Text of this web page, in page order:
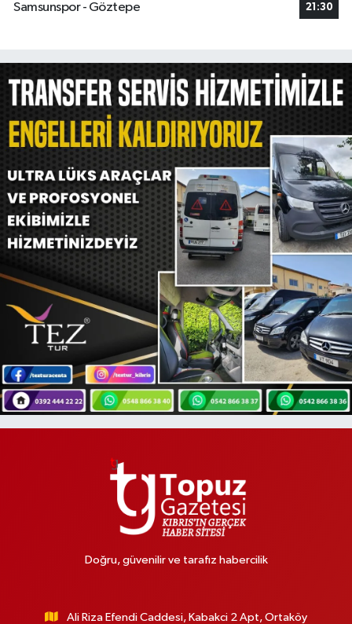
Samsunspor - Göztepe
21:30
Doğru, güvenilir ve tarafız habercilik
Ali Riza Efendi Caddesi, Kabakci 2 Apt, Ortaköy